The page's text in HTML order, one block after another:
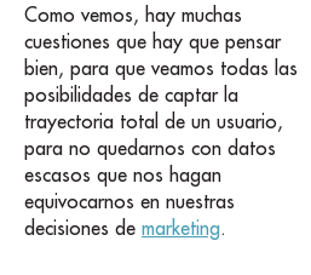
Como vemos, hay muchas
cuestiones que hay que pensar
bien, para que veamos todas las
posibilidades de captar la
trayectoria total de un usuario,
para no quedarnos con datos
escasos que nos hagan
equivocarnos en nuestras
decisiones de marketing.